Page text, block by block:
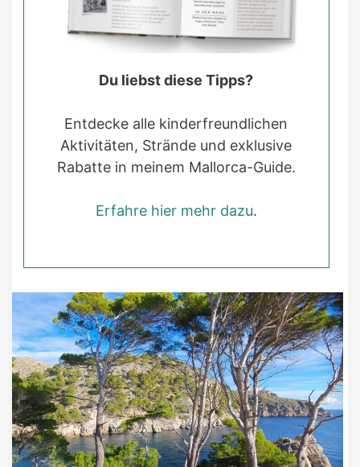
Du liebst diese Tipps?
Entdecke alle kinderfreundlichen
Aktivitäten, Strände und exklusive
Rabatte in meinem Mallorca-Guide.
Erfahre hier mehr dazu.